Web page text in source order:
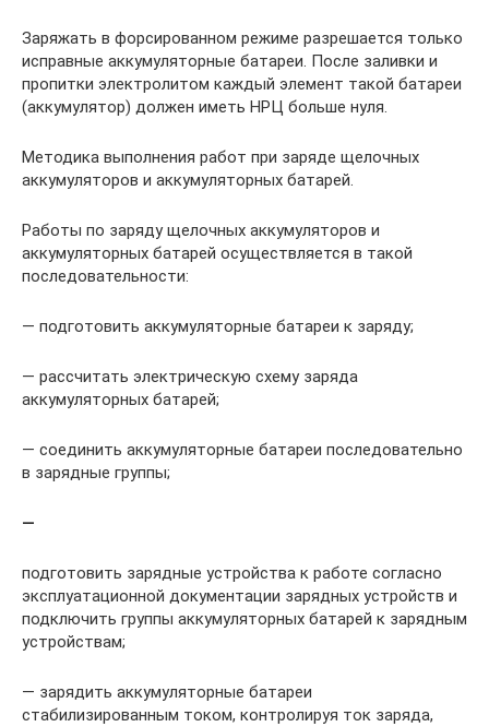
Заряжать в форсированном режиме разрешается только
исправные аккумуляторные батареи. После заливки и
пропитки электролитом каждый элемент такой батареи
(аккумулятор) должен иметь НРЦ больше нуля.
Методика выполнения работ при заряде щелочных
аккумуляторов и аккумуляторных батарей.
Работы по заряду щелочных аккумуляторов и
аккумуляторных батарей осуществляется в такой
последовательности:
— подготовить аккумуляторные батареи к заряду;
— рассчитать электрическую схему заряда
аккумуляторных батарей;
— соединить аккумуляторные батареи последовательно
в зарядные группы;
—
подготовить зарядные устройства к работе согласно
эксплуатационной документации зарядных устройств и
подключить группы аккумуляторных батарей к зарядным
устройствам;
— зарядить аккумуляторные батареи
стабилизированным током, контролируя ток заряда,